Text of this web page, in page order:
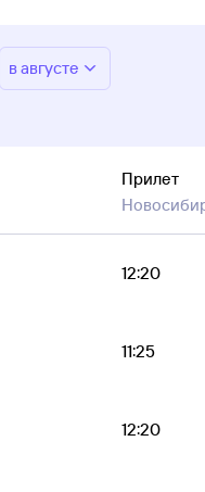
в августе
Прилет
12:20
11:25
12:20